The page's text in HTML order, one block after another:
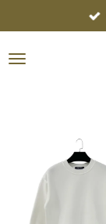
direct
naar